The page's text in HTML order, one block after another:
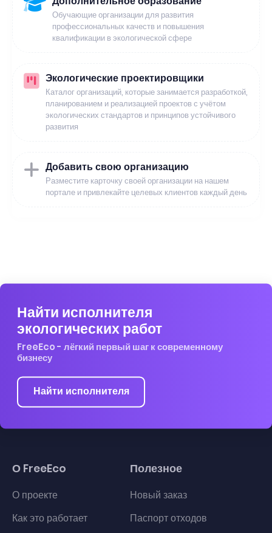
Обучающие организации для развития
профессиональных качеств и повышения
квалификации в экологической сфере
Экологические проектировщики
Каталог организаций, которые занимается разработкой,
планированием и реализацией проектов с учётом
экологических стандартов и принципов устойчивого
развития
Добавить свою организацию
Разместите карточку своей организации на нашем
портале и привлекайте целевых клиентов каждый день
Найти исполнителя
экологических работ
FreeEco - лёгкий первый шаг к современному
бизнесу
Найти исполнителя
О FreeEco
О проекте
Как это работает
Полезное
Новый заказ
Паспорт отходов